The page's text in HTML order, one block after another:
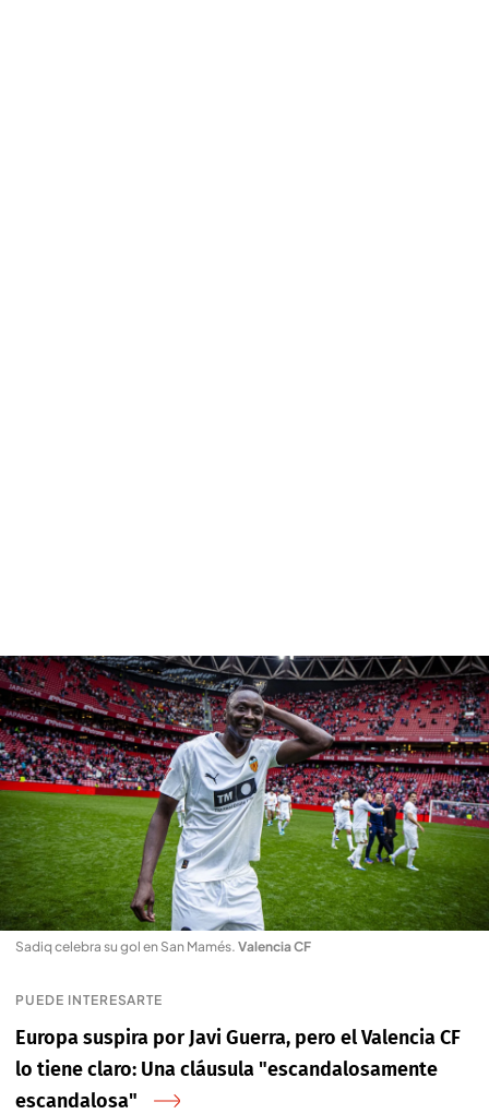
Sadiq celebra su gol en San Mamés. Valencia CF
PUEDE INTERESARTE
Europa suspira por Javi Guerra, pero el Valencia CF
lo tiene claro: Una cláusula "escandalosamente
escandalosa"